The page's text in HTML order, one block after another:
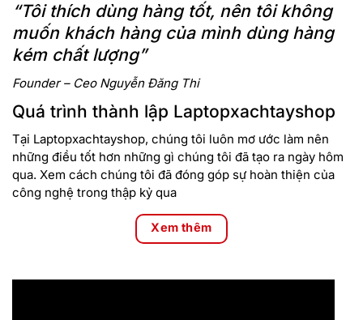
“Tôi thích dùng hàng tốt, nên tôi không
muốn khách hàng của mình dùng hàng
kém chất lượng”
Founder – Ceo Nguyễn Đăng Thi
Quá trình thành lập Laptopxachtayshop
Tại Laptopxachtayshop, chúng tôi luôn mơ ước làm nên
những điều tốt hơn những gì chúng tôi đã tạo ra ngày hôm
qua. Xem cách chúng tôi đã đóng góp sự hoàn thiện của
công nghệ trong thập kỷ qua
Xem thêm